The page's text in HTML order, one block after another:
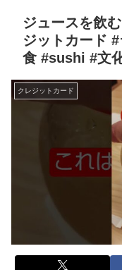
ジュースを飲
ジットカード
食 #sushi #文
クレジットカード